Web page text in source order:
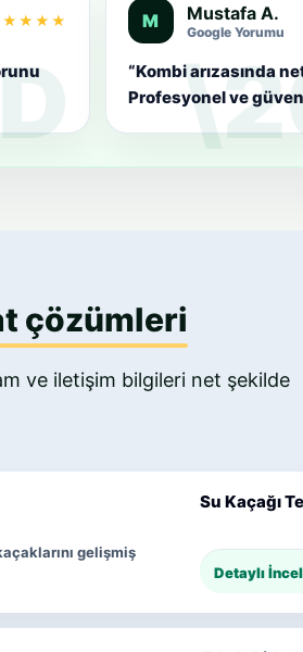
M Mustafa A.
Google Yorumu
“Kombi arızasında
Profesyonel ve
çözümleri
ve iletişim bilgileri net şekilde
Su Kaçağı
gelişmiş
Detaylı